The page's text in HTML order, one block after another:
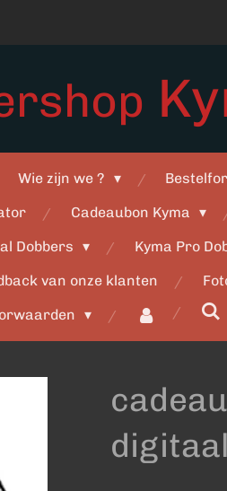
Wie zijn we ?
Cadeaubon Kyma
Dobbers Kyma Pro
van onze klanten